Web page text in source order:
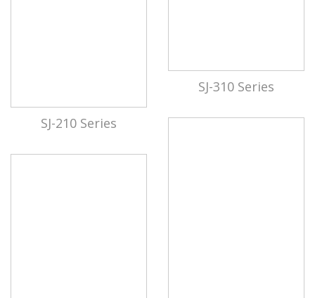
SJ-310 Series
SJ-210 Series